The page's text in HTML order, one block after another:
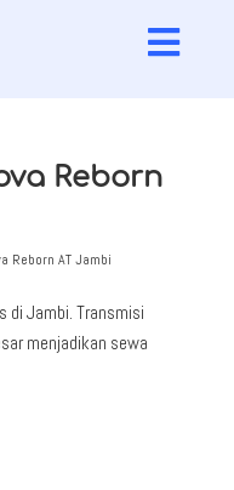

Reborn
Reborn AT Jambi
di Jambi. Transmisi
menjadikan sewa